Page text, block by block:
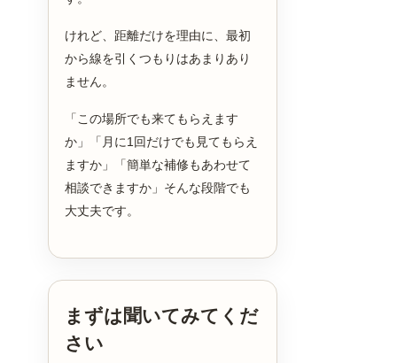
けれど、距離だけを理由に、最初
から線を引くつもりはあまりあり
ません。
「この場所でも来てもらえます
か」「月に1回だけでも見てもらえ
ますか」「簡単な補修もあわせて
相談できますか」そんな段階でも
大丈夫です。
まずは聞いてみてくだ
さい